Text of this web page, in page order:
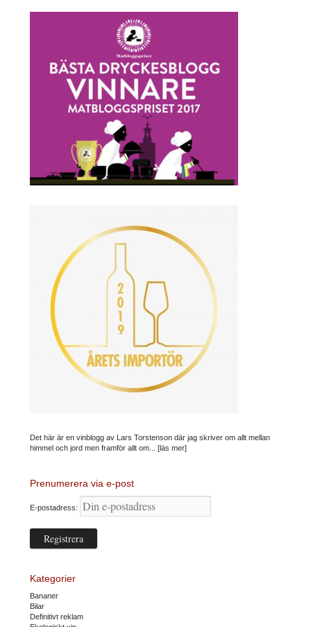
Det här är en vinblogg av Lars Torstenson där jag skriver om allt mellan
himmel och jord men framför allt om... [läs mer]
Prenumerera via e-post
E-postadress:
Kategorier
Bananer
Bilar
Definitivt reklam